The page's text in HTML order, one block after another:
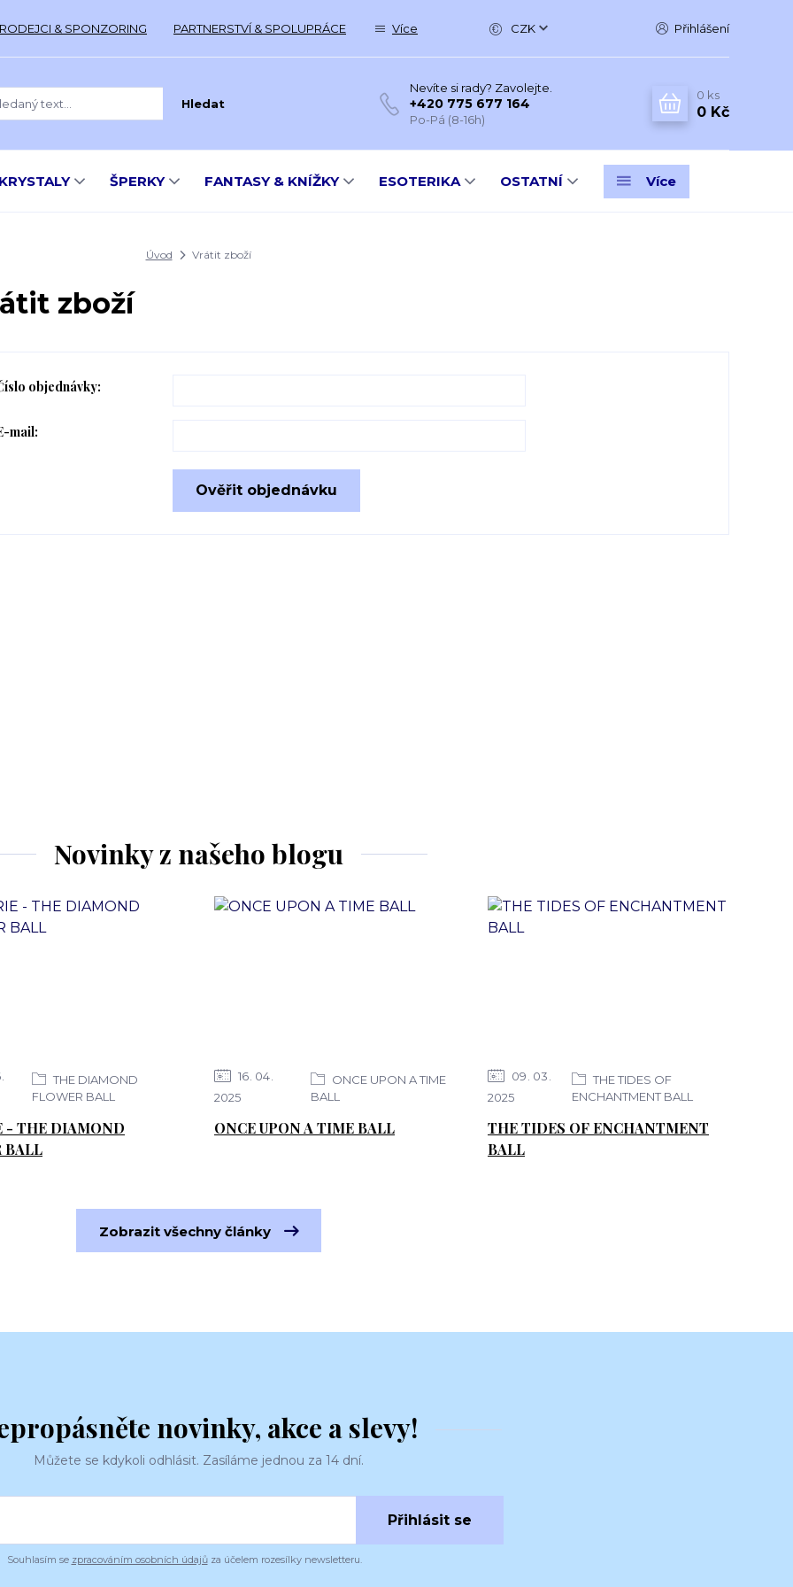
& SPONZORING PARTNERSTVÍ & SPOLUPRÁCE Více CZK Přihlášení
Hledat
Nevíte si rady? Zavolejte.
+420 775 677 164
Po-Pá (8-16h)
0 ks
0 Kč
ŠPERKY FANTASY & KNÍŽKY ESOTERIKA OSTATNÍ Více
Úvod Vrátit zboží
zboží
objednávky:
mail:
Ověřit objednávku
Novinky z našeho blogu
THE DIAMOND
FLOWER BALL
- THE DIAMOND
BALL
16 04
2025
ONCE UPON A TIME
BALL
ONCE UPON A TIME BALL
09 03
2025
THE TIDES OF
ENCHANTMENT BALL
THE TIDES OF ENCHANTMENT
BALL
Zobrazit všechny články
novinky, akce a slevy!
Můžete se kdykoli odhlásit. Zasíláme jednou za 14 dní.
Přihlásit se
Souhlasím se zpracováním osobních údajůza účelem rozesílky newsletteru.